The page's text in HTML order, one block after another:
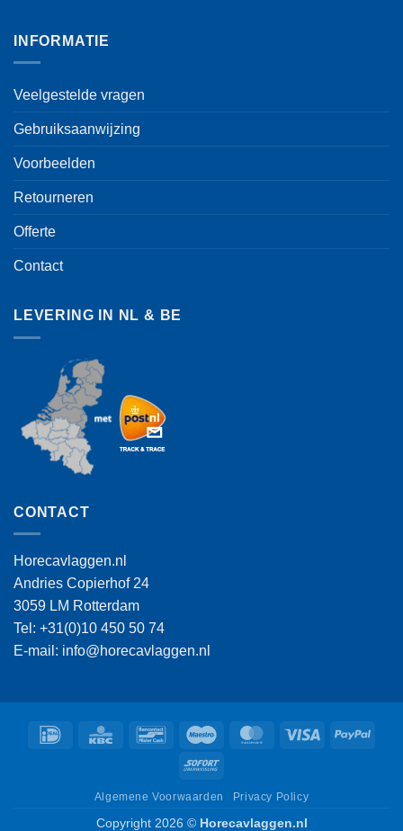
INFORMATIE
Veelgestelde vragen
Gebruiksaanwijzing
Voorbeelden
Retourneren
Offerte
Contact
LEVERING IN NL & BE
CONTACT
Horecavlaggen.nl
Andries Copierhof 24
3059 LM Rotterdam
Tel: +31(0)10 450 50 74
E-mail: info@horecavlaggen.nl
IDeal KBC BancontactMaestro MasterCardVisa
Sofort
Algemene Voorwaarden Privacy Policy
Copyright 2026 © Horecavlaggen.nl